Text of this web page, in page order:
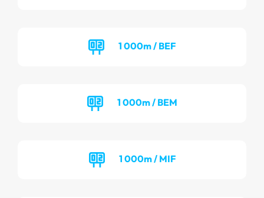
1 000m / BEF
1 000m / BEM
1 000m / MIF